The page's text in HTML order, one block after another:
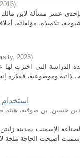
2016)
عشر مسألة لابن
, 2023)
الدراسة التي اخترت
حسين; بن صوفيه، هيثم